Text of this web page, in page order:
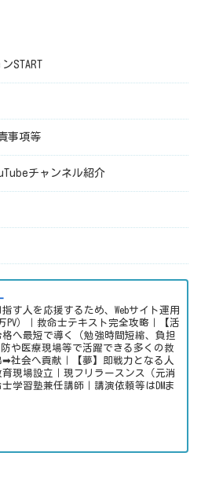
START
事項等
チャンネル紹介
す人を応援するため、Webサイト運用
PV）｜救命士テキスト完全攻略｜【活
へ最短で導く（勉強時間短縮、負担
や医療現場等で活躍できる多くの救
➡社会へ貢献｜【夢】即戦力となる人
現場設立｜現フリラースンス（元消
学習塾兼任講師｜講演依頼等はDMま